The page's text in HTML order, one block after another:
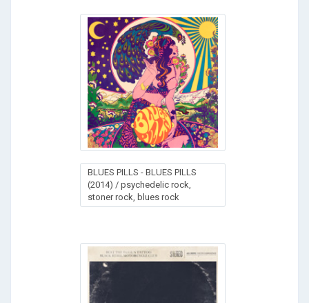
BLUES PILLS - BLUES PILLS
(2014) / psychedelic rock,
stoner rock, blues rock